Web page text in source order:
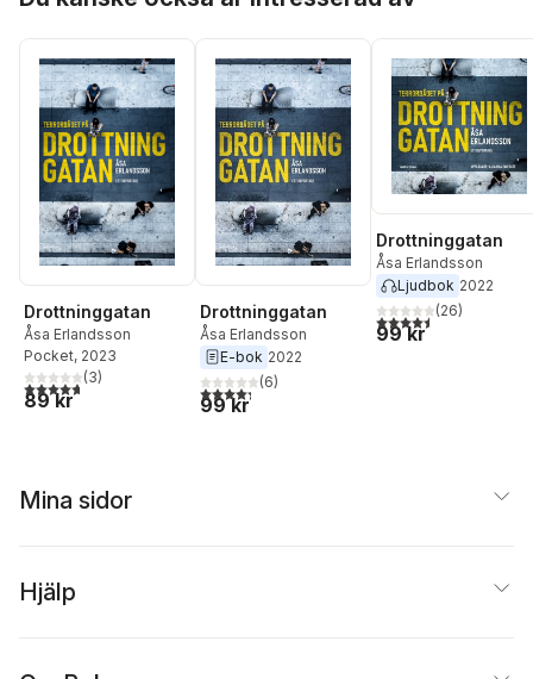
Drottninggatan
Åsa Erlandsson
Pocket, 2023
4,7utav 5 stjärnor. Totalt antal röster:
(3)
89 kr
Drottninggatan
Åsa Erlandsson
E-bok 2022
4,3utav 5 stjärnor. Totalt antal röster:
(6)
99 kr
Drottninggatan
Åsa Erlandsson
Ljudbok 2022
4,5utav 5 stjärnor.
(26)
99 kr
Mina sidor
Hjälp